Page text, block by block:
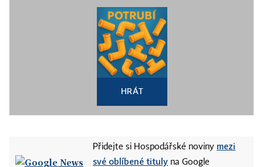
HRÁT
Přidejte si Hospodářské noviny mezi
své oblíbené tituly na Google